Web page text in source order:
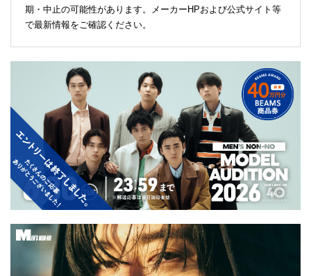
期・中止の可能性があります。メーカーHPおよび公式サイト等
で最新情報をご確認ください。